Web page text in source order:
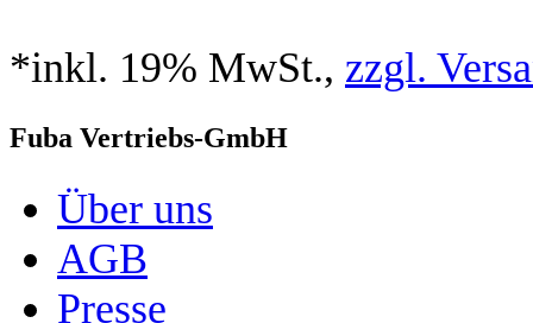
*inkl. 19% MwSt., zzgl.
Fuba Vertriebs-GmbH
Über uns
AGB
Presse